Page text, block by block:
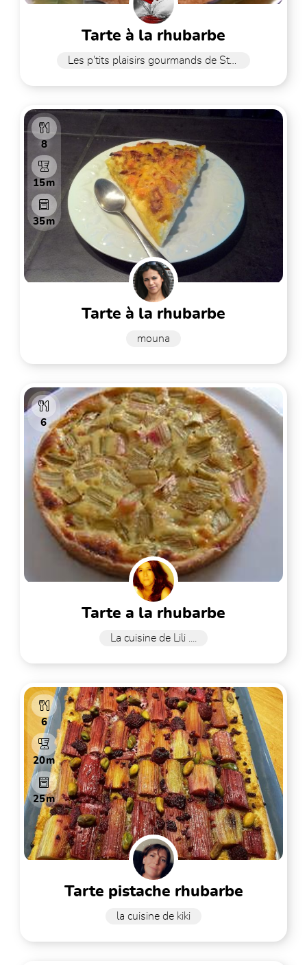
tarte à la rhubarbe
8
15m
35m
tarte à la rhubarbe
mouna
6
tarte a la rhubarbe
La cuisine de Lili ....
6
20m
25m
tarte pistache rhubarbe
la cuisine de kiki